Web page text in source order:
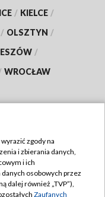
/ KIELCE /
/ OLSZTYN /
/
WROCŁAW
zgody na
i zbierania danych,
i ich
osobowych przez
dalej również „TVP”),
Zaufanych